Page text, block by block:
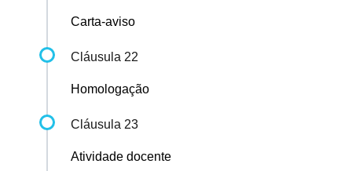
Carta-aviso
Cláusula 22
Homologação
Cláusula 23
Atividade docente